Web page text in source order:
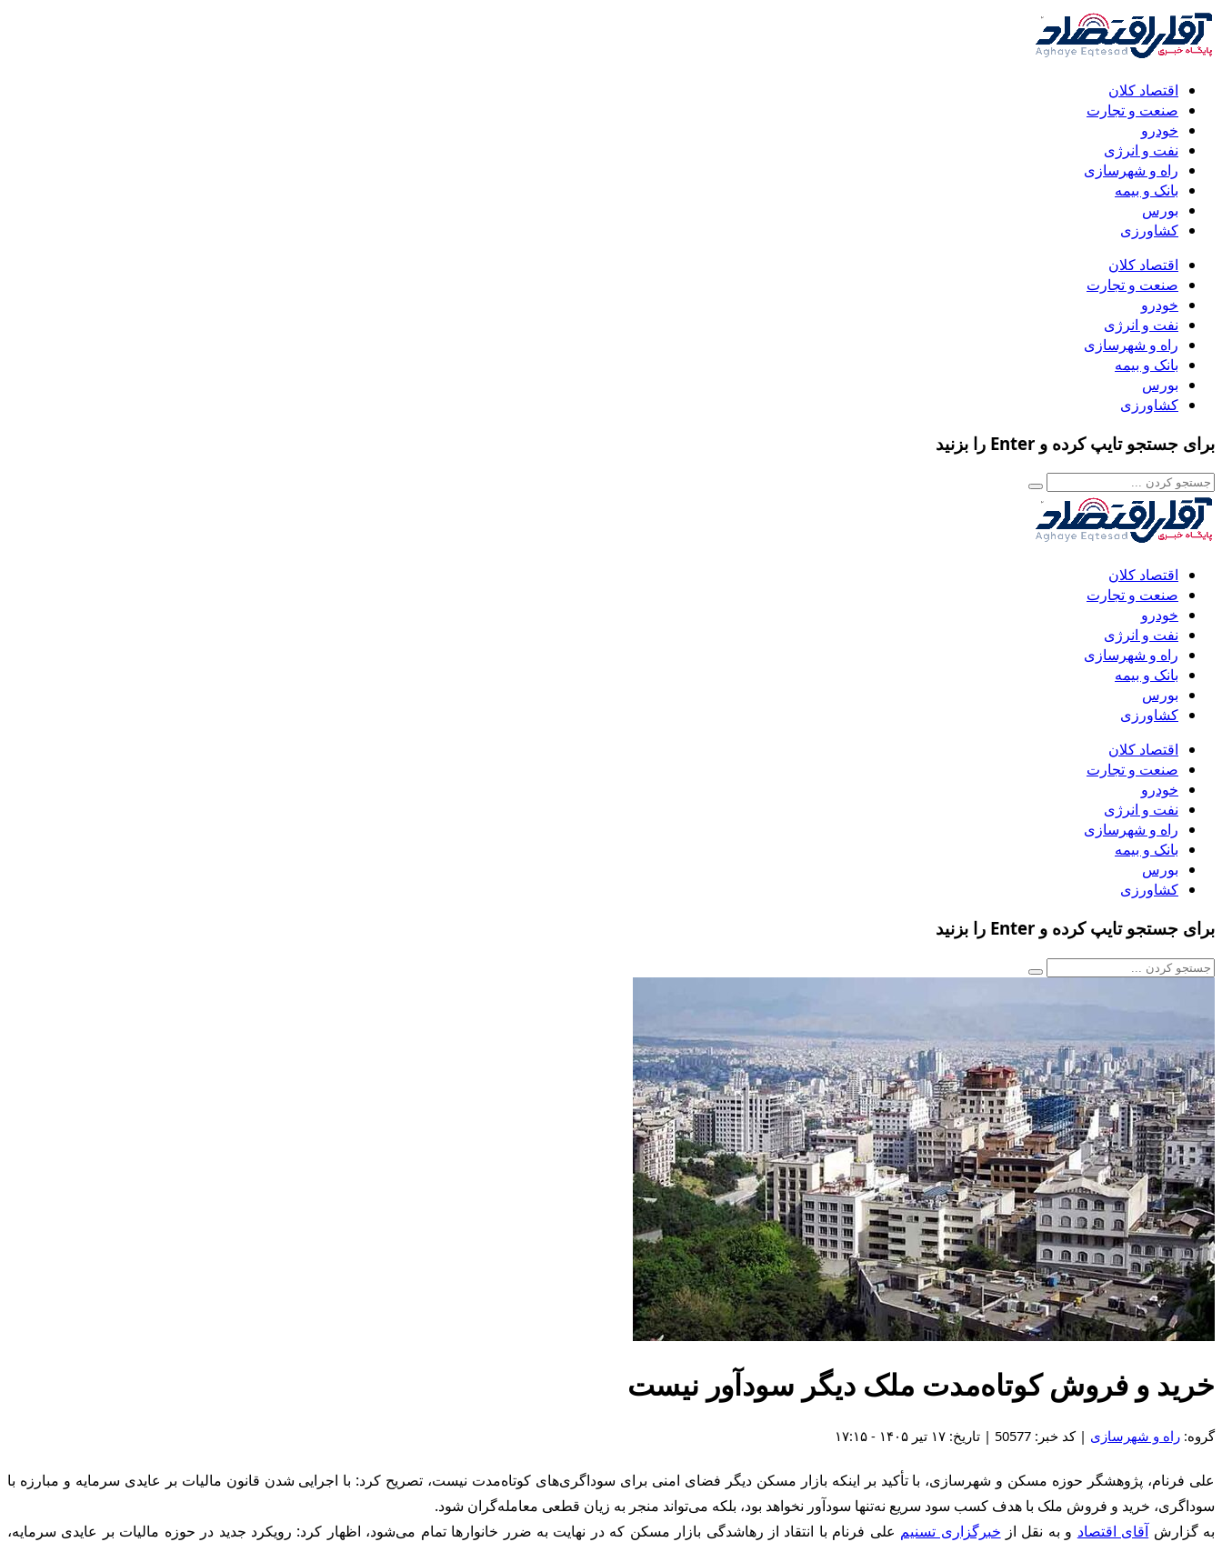
اقتصاد کلان
صنعت و تجارت
خودرو
نفت و انرژی
راه و شهرسازی
بانک و بیمه
بورس
کشاورزی
اقتصاد کلان
صنعت و تجارت
خودرو
نفت و انرژی
راه و شهرسازی
بانک و بیمه
بورس
کشاورزی
برای جستجو تایپ کرده و Enter را بزنید
اقتصاد کلان
صنعت و تجارت
خودرو
نفت و انرژی
راه و شهرسازی
بانک و بیمه
بورس
کشاورزی
اقتصاد کلان
صنعت و تجارت
خودرو
نفت و انرژی
راه و شهرسازی
بانک و بیمه
بورس
کشاورزی
برای جستجو تایپ کرده و Enter را بزنید
خرید و فروش کوتاه‌مدت ملک دیگر سودآور نیست
گروه: راه و شهرسازی | کد خبر: 50577 | تاریخ: ۱۷ تیر ۱۴۰۵ - ۱۷:۱۵
علی فرنام، پژوهشگر حوزه مسکن و شهرسازی، با تأکید بر اینکه بازار مسکن دیگر فضای امنی برای سوداگری‌های کوتاه‌مدت نیست، تصریح کرد: با اجرایی شدن قانون مالیات بر عایدی سرمایه و مبارزه با
سوداگری، خرید و فروش ملک با هدف کسب سود سریع نه‌تنها سودآور نخواهد بود، بلکه می‌تواند منجر به زیان قطعی معامله‌گران شود.
به گزارش آقای اقتصاد و به نقل از خبرگزاری تسنیم علی فرنام با انتقاد از رهاشدگی بازار مسکن که در نهایت به ضرر خانوارها تمام می‌شود، اظهار کرد: رویکرد جدید در حوزه مالیات بر عایدی سرمایه،